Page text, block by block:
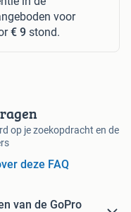
voor
€ 9 stond.
op je zoekopdracht en de
deze FAQ
van de GoPro